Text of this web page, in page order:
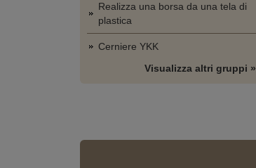
Realizza una borsa da una tela di
plastica
Cerniere YKK
Visualizza altri gruppi »